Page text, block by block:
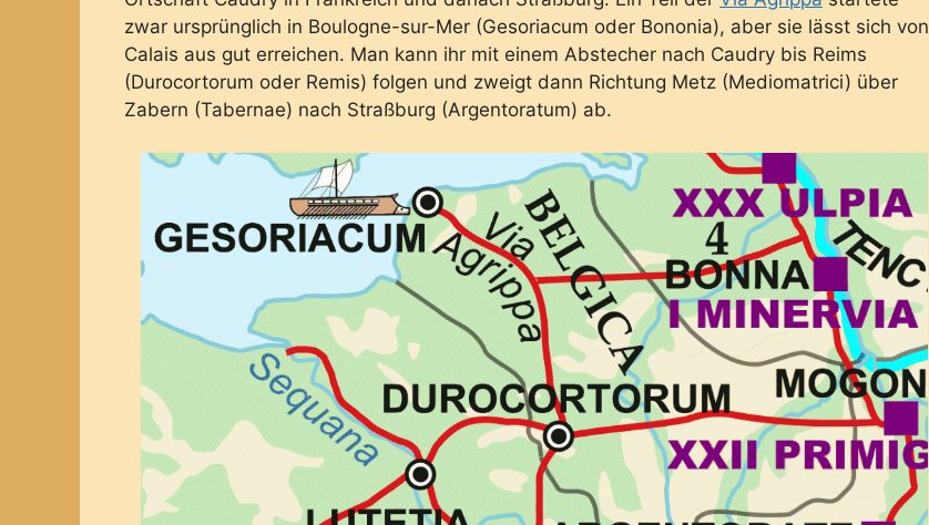
zwar ursprünglich in Boulogne-sur-Mer (Gesoriacum oder Bononia), aber sie lässt sich von
Calais aus gut erreichen. Man kann ihr mit einem Abstecher nach Caudry bis Reims
(Durocortorum oder Remis) folgen und zweigt dann Richtung Metz (Mediomatrici) über
Zabern (Tabernae) nach Straßburg (Argentoratum) ab.